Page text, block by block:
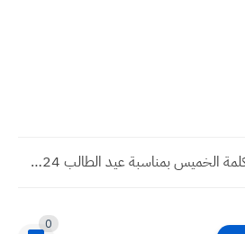
كلمة الخميس بمناسبة عيد الطالب 2024
0